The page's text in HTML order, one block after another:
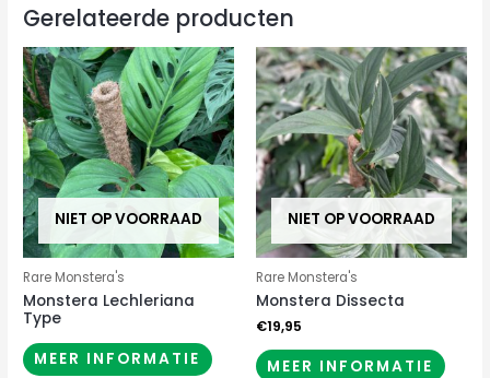
Gerelateerde producten
NIET OP VOORRAAD
Rare Monstera's
Monstera Lechleriana
Type
MEER INFORMATIE
NIET OP VOORRAAD
Rare Monstera's
Monstera Dissecta
€19,95
MEER INFORMATIE